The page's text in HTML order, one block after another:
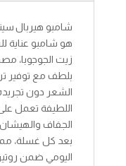
هو شامبو عناية
زيت الجوجوبا،
بلطف مع توفير
الشعر دون
اللطيفة تعمل
الجفاف
بعد كل غسلة، مما
اليومي ضمن